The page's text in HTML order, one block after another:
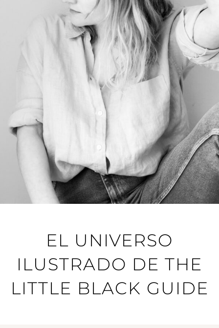
EL UNIVERSO
ILUSTRADO DE THE
LITTLE BLACK GUIDE